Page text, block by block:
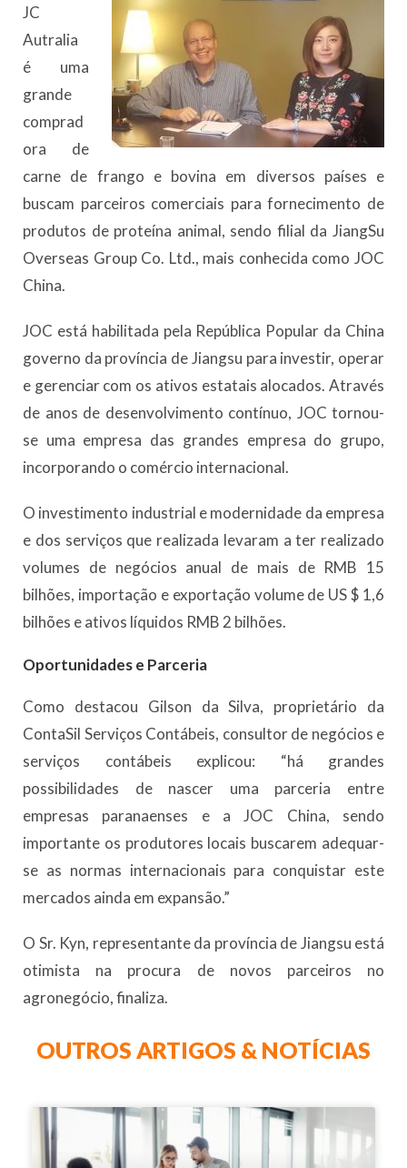
JC
Autralia
é uma
grande
comprad
ora de
carne de frango e bovina em diversos países e
buscam parceiros comerciais para fornecimento de
produtos de proteína animal, sendo filial da JiangSu
Overseas Group Co. Ltd., mais conhecida como JOC
China.
JOC está habilitada pela República Popular da China
governo da província de Jiangsu para investir, operar
e gerenciar com os ativos estatais alocados. Através
de anos de desenvolvimento contínuo, JOC tornou-
se uma empresa das grandes empresa do grupo,
incorporando o comércio internacional.
O investimento industrial e modernidade da empresa
e dos serviços que realizada levaram a ter realizado
volumes de negócios anual de mais de RMB 15
bilhões, importação e exportação volume de US $ 1,6
bilhões e ativos líquidos RMB 2 bilhões.
Oportunidades e Parceria
Como destacou Gilson da Silva, proprietário da
ContaSil Serviços Contábeis, consultor de negócios e
serviços contábeis explicou: “há grandes
possibilidades de nascer uma parceria entre
empresas paranaenses e a JOC China, sendo
importante os produtores locais buscarem adequar-
se as normas internacionais para conquistar este
mercados ainda em expansão.”
O Sr. Kyn, representante da província de Jiangsu está
otimista na procura de novos parceiros no
agronegócio, finaliza.
OUTROS ARTIGOS & NOTÍCIAS